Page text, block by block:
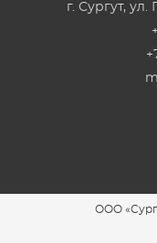
г. Сургут, ул.
ООО